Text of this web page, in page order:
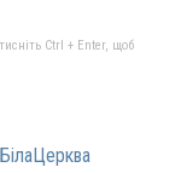
Ctrl + Enter, щоб